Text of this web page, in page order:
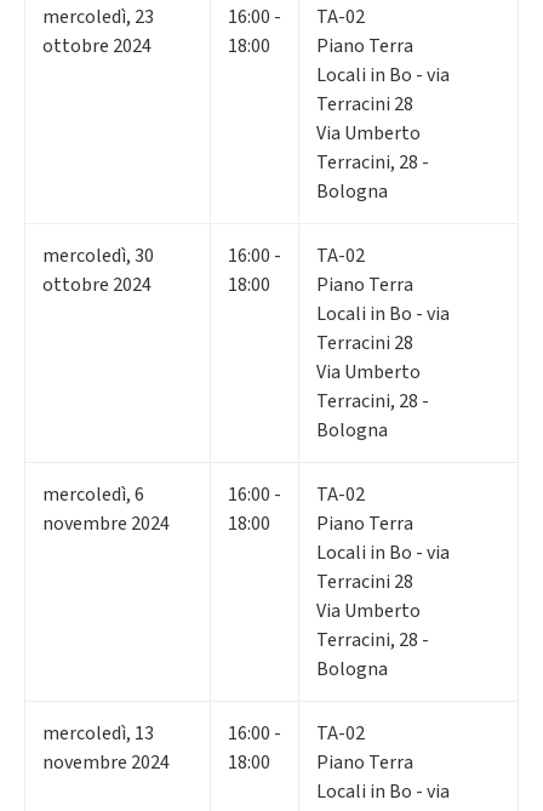
mercoledì, 23
ottobre 2024
16:00 -
18:00
TA-02
Piano Terra
Locali in Bo - via
Terracini 28
Via Umberto
Terracini, 28 -
Bologna
mercoledì,30
ottobre 2024
16:00 -
18:00
TA-02
Piano Terra
Locali in Bo - via
Terracini 28
Via Umberto
Terracini, 28 -
Bologna
mercoledì,6
novembre 2024
16:00 -
18:00
TA-02
Piano Terra
Locali in Bo - via
Terracini 28
Via Umberto
Terracini, 28 -
Bologna
mercoledì, 13
novembre 2024
16:00 -
18:00
TA-02
Piano Terra
Locali in Bo - via